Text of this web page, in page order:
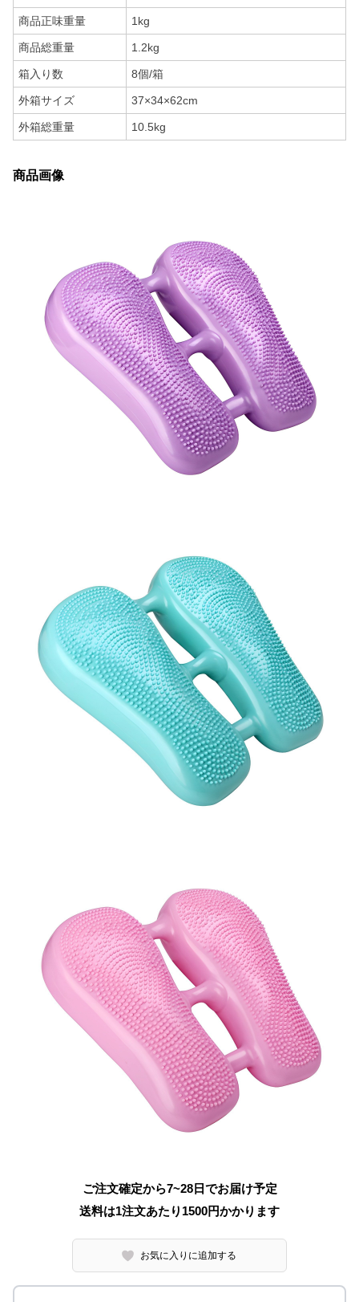
商品正味重量 1kg
商品総重量 1.2kg
箱入り数 8個/箱
外箱サイズ 37×34×62cm
外箱総重量 10.5kg
商品画像
ご注文確定から7~28日でお届け予定
送料は1注文あたり 1500円かかります
お気に入りに追加する